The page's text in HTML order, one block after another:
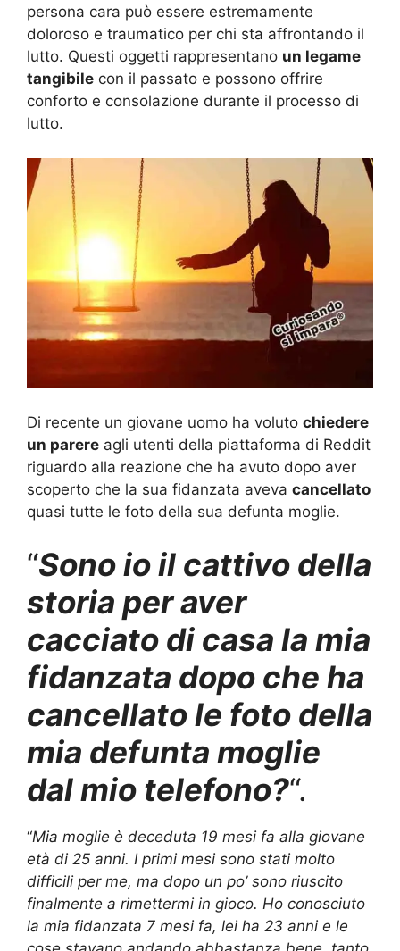
persona cara può essere estremamente
doloroso e traumatico per chi sta affrontando il
lutto. Questi oggetti rappresentano un legame
tangibile con il passato e possono offrire
conforto e consolazione durante il processo di
lutto.
Di recente un giovane uomo ha voluto chiedere
un parere agli utenti della piattaforma di Reddit
riguardo alla reazione che ha avuto dopo aver
scoperto che la sua fidanzata aveva cancellato
quasi tutte le foto della sua defunta moglie.
“Sono io il cattivo della
storia per aver
cacciato di casa la mia
fidanzata dopo che ha
cancellato le foto della
mia defunta moglie
dal mio telefono?“.
“Mia moglie è deceduta 19 mesi fa alla giovane
età di 25 anni. I primi mesi sono stati molto
difficili per me, ma dopo un po’ sono riuscito
finalmente a rimettermi in gioco. Ho conosciuto
la mia fidanzata 7 mesi fa, lei ha 23 anni e le